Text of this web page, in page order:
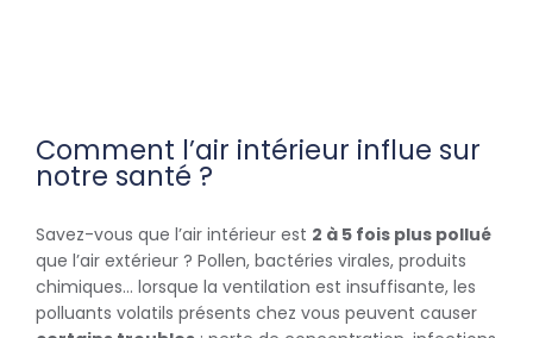
Comment l’air intérieur influe sur
notre santé ?
Savez-vous que l’air intérieur est 2 à 5 fois plus pollué
que l’air extérieur ? Pollen, bactéries virales, produits
chimiques… lorsque la ventilation est insuffisante, les
polluants volatils présents chez vous peuvent causer